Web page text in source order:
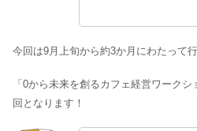
今回は9月上旬から約3か月にわたって
「0から未来を創るカフェ経営ワーク
回となります！